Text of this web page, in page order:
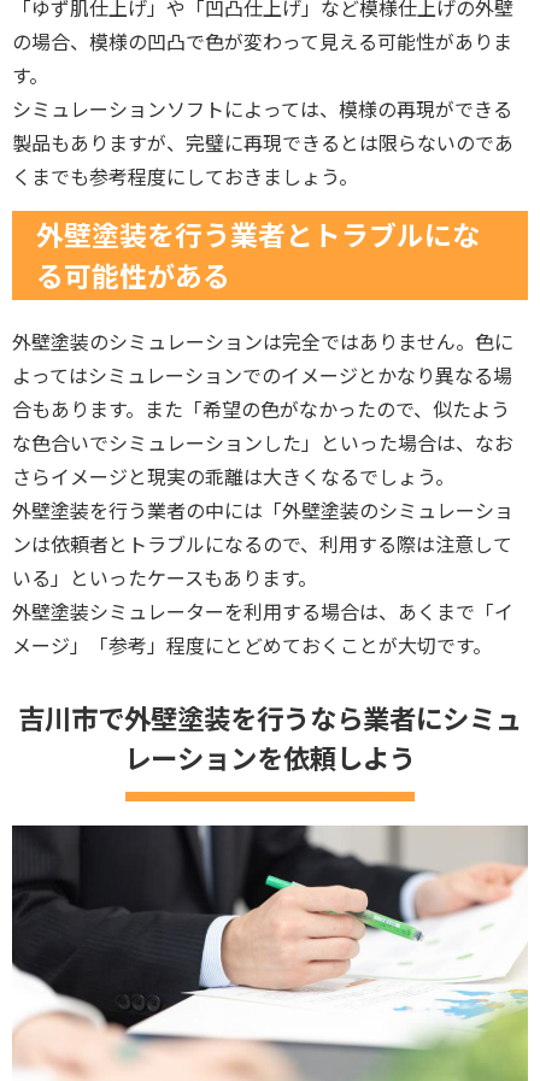
「ゆず肌仕上げ」や「凹凸仕上げ」など模様仕上げの外壁
の場合、模様の凹凸で色が変わって見える可能性がありま
す。
シミュレーションソフトによっては、模様の再現ができる
製品もありますが、完璧に再現できるとは限らないのであ
くまでも参考程度にしておきましょう。
外壁塗装を行う業者とトラブルにな
る可能性がある
外壁塗装のシミュレーションは完全ではありません。色に
よってはシミュレーションでのイメージとかなり異なる場
合もあります。また「希望の色がなかったので、似たよう
な色合いでシミュレーションした」といった場合は、なお
さらイメージと現実の乖離は大きくなるでしょう。
外壁塗装を行う業者の中には「外壁塗装のシミュレーショ
ンは依頼者とトラブルになるので、利用する際は注意して
いる」といったケースもあります。
外壁塗装シミュレーターを利用する場合は、あくまで「イ
メージ」「参考」程度にとどめておくことが大切です。
吉川市で外壁塗装を行うなら業者にシミュ
レーションを依頼しよう